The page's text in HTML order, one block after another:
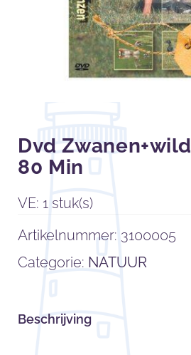
Dvd
80 Min
VE: 1 stuk(s)
Artikelnummer: 3100005
Categorie: NATUUR
Beschrijving